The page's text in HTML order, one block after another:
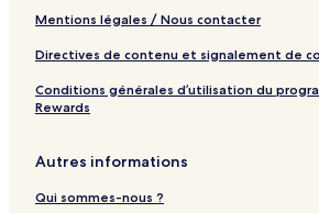
Mentions légales / Nous contacter
Directives de contenu et signalement de
Conditions générales d’utilisation du
Rewards
Autres informations
Qui sommes-nous ?